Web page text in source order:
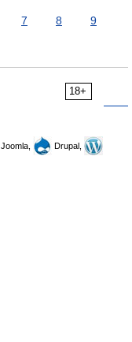
7 8
9
18+
Joomla,
Drupal,